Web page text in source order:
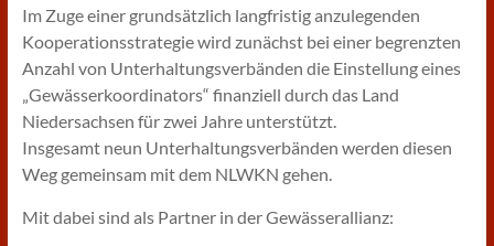
Im Zuge einer grundsätzlich langfristig anzulegenden
Kooperationsstrategie wird zunächst bei einer begrenzten
Anzahl von Unterhaltungsverbänden die Einstellung eines
„Gewässerkoordinators“ finanziell durch das Land
Niedersachsen für zwei Jahre unterstützt.
Insgesamt neun Unterhaltungsverbänden werden diesen
Weg gemeinsam mit dem NLWKN gehen.
Mit dabei sind als Partner in der Gewässerallianz: